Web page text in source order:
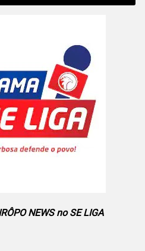
NEWS no SE LIGA